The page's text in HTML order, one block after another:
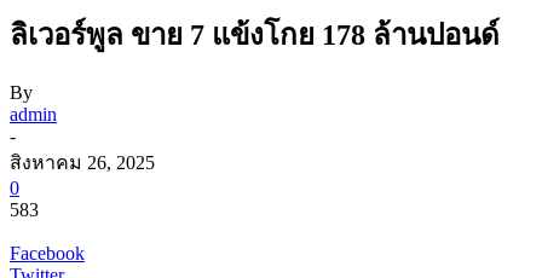
ลิเวอร์พูล ขาย 7 แข้งโกย 178 ล้านปอนด์
By
admin
-
สิงหาคม 26, 2025
0
583
Facebook